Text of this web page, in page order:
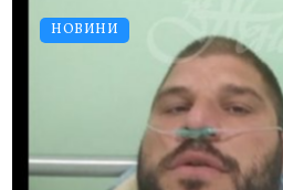
НОВИНИ